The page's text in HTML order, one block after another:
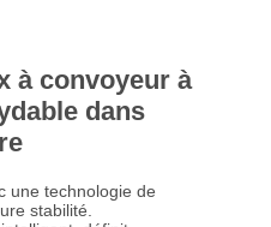
à convoyeur à
dans
une technologie de
stabilité.